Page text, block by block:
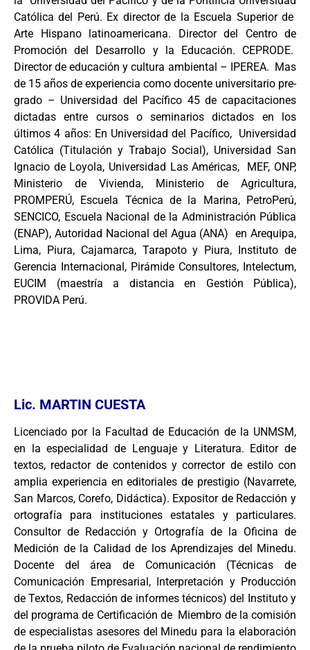
Católica del Perú. Ex director de la Escuela Superior de
Arte Hispano latinoamericana. Director del Centro de
Promoción del Desarrollo y la Educación. CEPRODE.
Director de educación y cultura ambiental – IPEREA. Mas
de 15 años de experiencia como docente universitario pre-
grado – Universidad del Pacífico 45 de capacitaciones
dictadas entre cursos o seminarios dictados en los
últimos 4 años: En Universidad del Pacífico, Universidad
Católica (Titulación y Trabajo Social), Universidad San
Ignacio de Loyola, Universidad Las Américas, MEF, ONP,
Ministerio de Vivienda, Ministerio de Agricultura,
PROMPERÚ, Escuela Técnica de la Marina, PetroPerú,
SENCICO, Escuela Nacional de la Administración Pública
(ENAP), Autoridad Nacional del Agua (ANA) en Arequipa,
Lima, Piura, Cajamarca, Tarapoto y Piura, Instituto de
Gerencia Internacional, Pirámide Consultores, Intelectum,
EUCIM (maestría a distancia en Gestión Pública),
PROVIDA Perú.
Lic. MARTIN CUESTA
Licenciado por la Facultad de Educación de la UNMSM,
en la especialidad de Lenguaje y Literatura. Editor de
textos, redactor de contenidos y corrector de estilo con
amplia experiencia en editoriales de prestigio (Navarrete,
San Marcos, Corefo, Didáctica). Expositor de Redacción y
ortografía para instituciones estatales y particulares.
Consultor de Redacción y Ortografía de la Oficina de
Medición de la Calidad de los Aprendizajes del Minedu.
Docente del área de Comunicación (Técnicas de
Comunicación Empresarial, Interpretación y Producción
de Textos, Redacción de informes técnicos) del Instituto y
del programa de Certificación de Miembro de la comisión
de especialistas asesores del Minedu para la elaboración